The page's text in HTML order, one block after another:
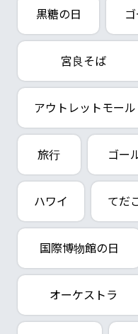
黒糖の日
宮良そば
アウトレットモール
旅行 ゴー
ハワイ てだ
国際博物館の日
オーケストラ